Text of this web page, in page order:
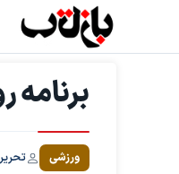
برنامه
ورزشی